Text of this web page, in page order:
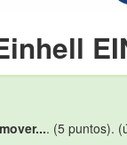
. (5 puntos).